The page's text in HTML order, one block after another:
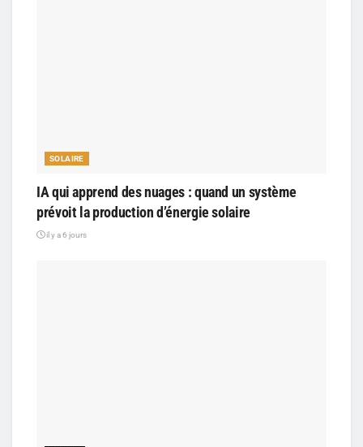
SOLAIRE
IA qui apprend des nuages : quand un système
prévoit la production d’énergie solaire
il y a 6 jours